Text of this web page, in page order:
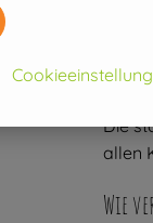
Wo
Die
allen
Wie